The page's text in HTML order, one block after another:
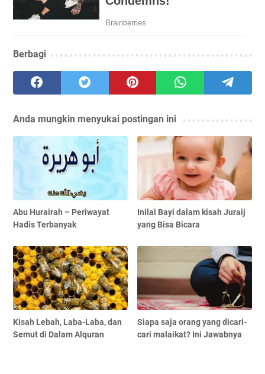
Berbagi
Anda mungkin menyukai postingan ini
Abu Hurairah – Periwayat
Hadis Terbanyak
Inilai Bayi dalam kisah Juraij
yang Bisa Bicara
Kisah Lebah, Laba-Laba, dan
Semut di Dalam Alquran
Siapa saja orang yang dicari-
cari malaikat? Ini Jawabnya